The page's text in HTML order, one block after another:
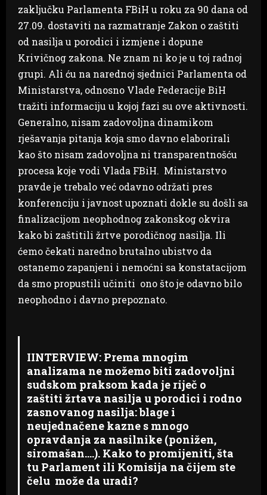
zaključku Parlamenta FBiH u roku za 90 dana od
27.09. dostaviti na razmatranje Zakon o zaštiti
od nasilja u porodici i izmjene i dopune
Krivičnog zakona. Ne znam ni ko je u toj radnoj
grupi. Ali ću na narednoj sjednici Parlamenta od
Ministarstva, odnosno Vlade Federacije BiH
tražiti informaciju u kojoj fazi su ove aktivnosti.
Generalno, nisam zadovoljna dinamikom
rješavanja pitanja koja smo davno elaborirali
kao što nisam zadovoljna ni transparentnošću
procesa koje vodi Vlada FBiH. Ministarstvo
pravde je trebalo već odavno održati pres
konferenciju i javnost upoznati dokle su došli sa
finalizacijom neophodnog zakonskog okvira
kako bi zaštitili žrtve porodičnog nasilja. Ili
ćemo čekati naredno brutalno ubistvo da
ostanemo zapanjeni i nemoćni sa konstatacijom
da smo propustili učiniti ono što je odavno bilo
neophodno i davno prepoznato.
IINTERVIEW: Prema mnogim
analizama ne možemo biti zadovoljni
sudskom praksom kada je riječ o
zaštiti žrtava nasilja u porodici i rodno
zasnovanog nasilja: blage i
neujednačene kazne s mnogo
opravdanja za nasilnike (ponižen,
siromašan….). Kako to promijeniti, šta
tu Parlament ili Komisija na čijem ste
čelu može da uradi?